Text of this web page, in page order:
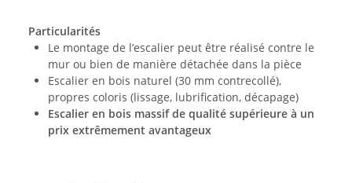
Particularités
Le montage de l’escalier peut être réalisé contre le
mur ou bien de manière détachée dans la pièce
Escalier en bois naturel (30 mm contrecollé),
propres coloris (lissage, lubrification, décapage)
Escalier en bois massif de qualité supérieure à un
prix extrêmement avantageux